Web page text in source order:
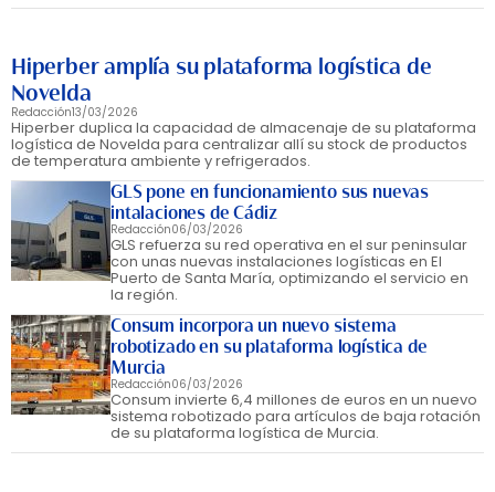
Hiperber amplía su plataforma logística de
Novelda
Redacción13/03/2026
Hiperber duplica la capacidad de almacenaje de su plataforma
logística de Novelda para centralizar allí su stock de productos
de temperatura ambiente y refrigerados.
GLS pone en funcionamiento sus nuevas
intalaciones de Cádiz
Redacción06/03/2026
GLS refuerza su red operativa en el sur peninsular
con unas nuevas instalaciones logísticas en El
Puerto de Santa María, optimizando el servicio en
la región.
Consum incorpora un nuevo sistema
robotizado en su plataforma logística de
Murcia
Redacción06/03/2026
Consum invierte 6,4 millones de euros en un nuevo
sistema robotizado para artículos de baja rotación
de su plataforma logística de Murcia.